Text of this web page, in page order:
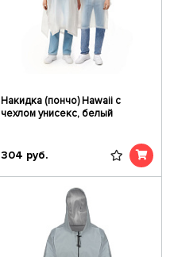
Накидка (пончо) Hawaii c
чехлом унисекс, белый
304 руб.